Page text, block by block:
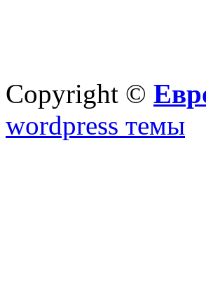
Copyright ©
wordpress темы